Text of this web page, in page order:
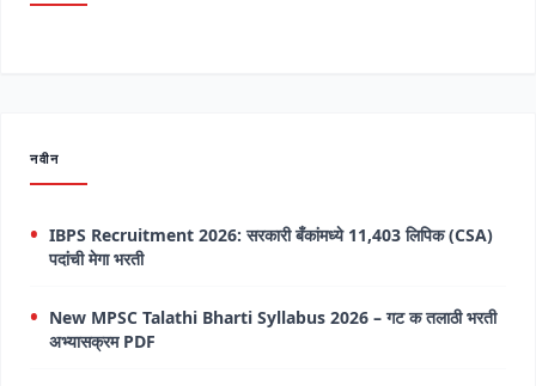
नवीन
IBPS Recruitment 2026: सरकारी बँकांमध्ये 11,403 लिपिक (CSA)
पदांची मेगा भरती
New MPSC Talathi Bharti Syllabus 2026 – गट क तलाठी भरती
अभ्यासक्रम PDF